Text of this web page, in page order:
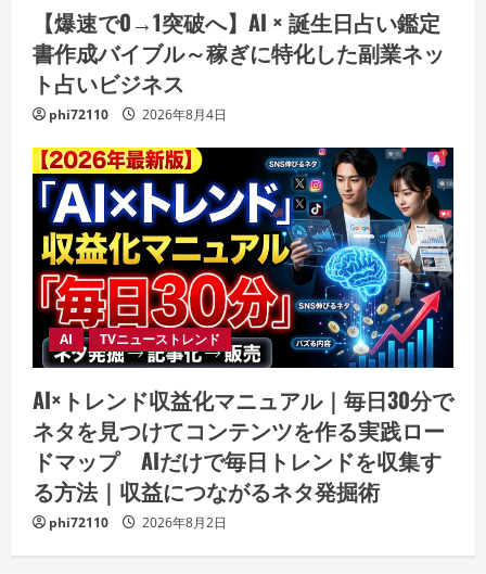
【爆速で0→1突破へ】AI × 誕生日占い鑑定
書作成バイブル～稼ぎに特化した副業ネッ
ト占いビジネス
phi72110 2026年8月4日
AI TVニューストレンド
AI×トレンド収益化マニュアル｜毎日30分で
ネタを見つけてコンテンツを作る実践ロー
ドマップ AIだけで毎日トレンドを収集す
る方法｜収益につながるネタ発掘術
phi72110 2026年8月2日